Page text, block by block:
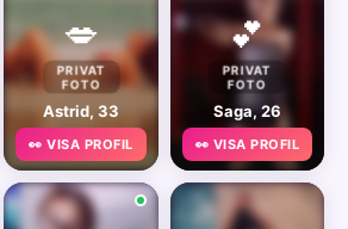
💋
PRIVAT
FOTO
Astrid, 33
👀 VISA PROFIL
💕
PRIVAT
FOTO
Saga, 26
👀 VISA PROFIL